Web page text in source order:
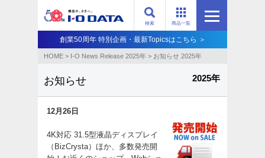
商品一覧
検索
創業50周年 特別企画・最新Topicsはこちら ＞
HOME > I-O News Release 2025年 > お知らせ 2025年
お知らせ 2025年
12月26日
4K対応 31.5型液晶ディスプレイ
（BizCrysta）ほか、多数発売開